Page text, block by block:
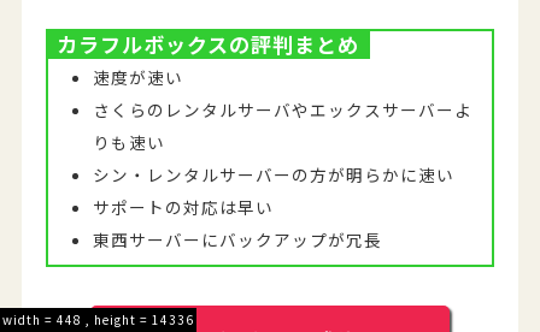
width = 448 , height = 14336
カラフルボックスの評判まとめ
速度が速い
さくらのレンタルサーバやエックスサーバーよ
りも速い
シン・レンタルサーバーの方が明らかに速い
サポートの対応は早い
東西サーバーにバックアップが冗長